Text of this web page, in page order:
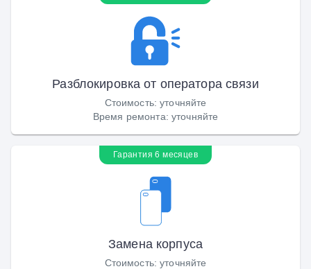
Разблокировка от оператора связи
Стоимость:уточняйте
Время ремонта: уточняйте
Гарантия 6 месяцев
Замена корпуса
Стоимость:уточняйте